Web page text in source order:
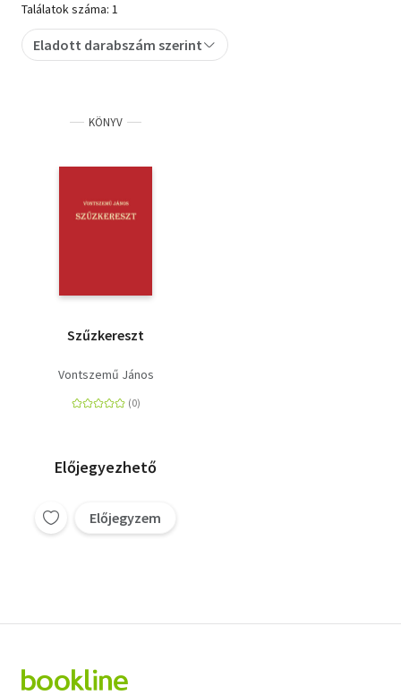
Művészet
Szakkönyv
Tankönyv, segédkönyv
Társadalomtudomány
Természettudomány
Találatok száma: 1
Eladott darabszám szerint
KÖNYV
Szűzkereszt
Vontszemű János
Előjegyezhető
Előjegyzem